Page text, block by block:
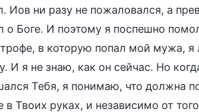
Иов ни разу не пожаловался, а
о Боге. И поэтому я поспешно
в которую попал мой мужа,
И я не знаю, как он сейчас. Но
Тебя, я понимаю, что должна
Твоих руках, и независимо от